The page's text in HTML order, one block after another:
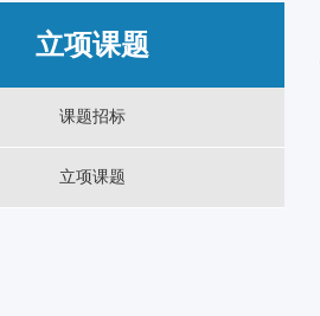
立项课题
课题招标
立项课题